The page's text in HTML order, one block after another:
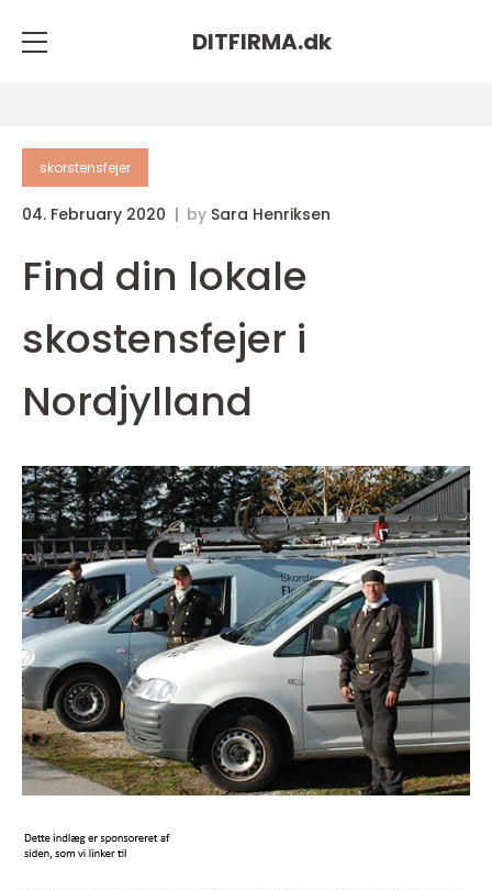
DITFIRMA.dk
skorstensfejer
04. February 2020 by Sara Henriksen
Find din lokale
skostensfejer i
Nordjylland